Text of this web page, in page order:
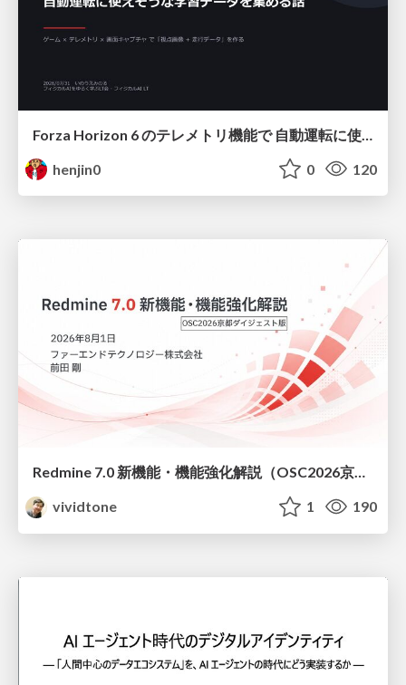
henjin0
0 120
Redmine 7.0 新機能・機能強化解説（OSC2026京都ダイジェスト版）
vividtone
1 190